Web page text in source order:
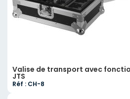
Valise de transport avec
JTS
Réf : CH-8